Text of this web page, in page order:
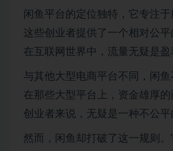
闲鱼平台的定位独特，它专注
这些创业者提供了一个相对公平
在互联网世界中，流量无疑是
与其他大型电商平台不同，闲
在那些大型平台上，资金雄厚
创业者来说，无疑是一种不公平
然而，闲鱼却打破了这一规则